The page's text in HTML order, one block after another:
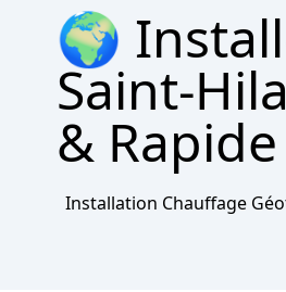
🌍
Saint-
&
Installation Chauffage